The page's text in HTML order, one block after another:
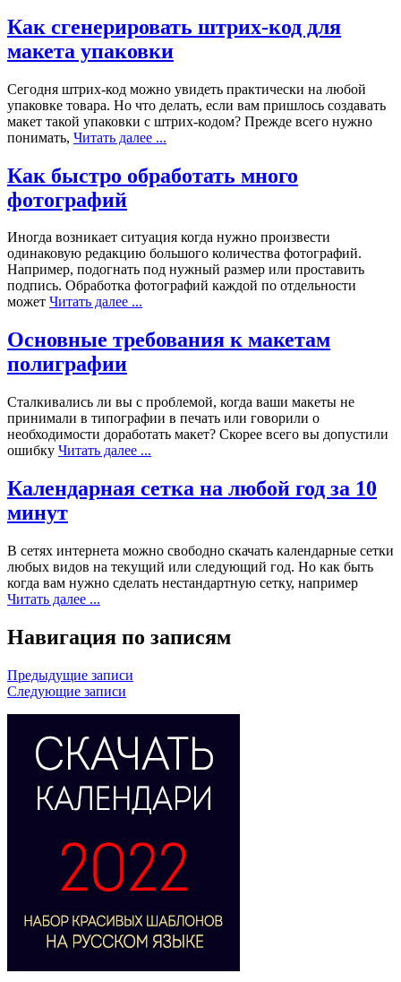
Как сгенерировать штрих-код для
макета упаковки
Сегодня штрих-код можно увидеть практически на любой
упаковке товара. Но что делать, если вам пришлось создавать
макет такой упаковки с штрих-кодом? Прежде всего нужно
понимать, Читать далее ...
Как быстро обработать много
фотографий
Иногда возникает ситуация когда нужно произвести
одинаковую редакцию большого количества фотографий.
Например, подогнать под нужный размер или проставить
подпись. Обработка фотографий каждой по отдельности
может Читать далее ...
Основные требования к макетам
полиграфии
Сталкивались ли вы с проблемой, когда ваши макеты не
принимали в типографии в печать или говорили о
необходимости доработать макет? Скорее всего вы допустили
ошибку Читать далее ...
Календарная сетка на любой год за 10
минут
В сетях интернета можно свободно скачать календарные сетки
любых видов на текущий или следующий год. Но как быть
когда вам нужно сделать нестандартную сетку, например
Читать далее ...
Навигация по записям
Предыдущие записи
Следующие записи